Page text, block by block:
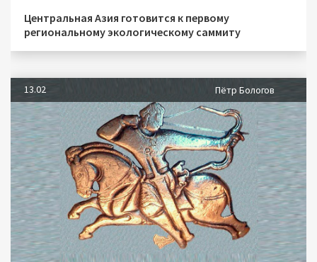
Центральная Азия готовится к первому
региональному экологическому саммиту
13.02 Пётр Бологов